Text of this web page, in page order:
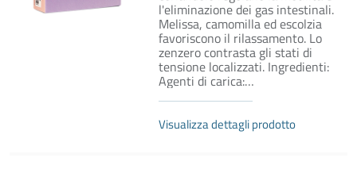
l'eliminazione dei gas intestinali.
Melissa, camomilla ed escolzia
favoriscono il rilassamento. Lo
zenzero contrasta gli stati di
tensione localizzati. Ingredienti:
Agenti di carica:…
Visualizza dettagli prodotto